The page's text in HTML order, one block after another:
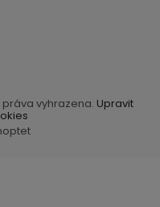
práva vyhrazena. Upravit